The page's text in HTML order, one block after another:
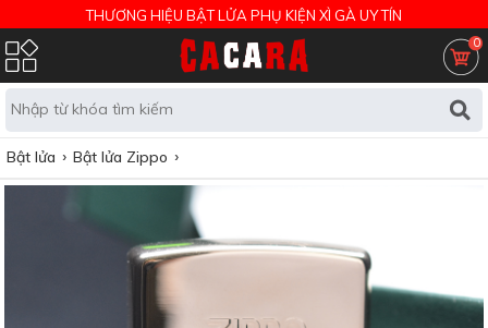
THƯƠNG HIỆU BẬT LỬA PHỤ KIỆN XÌ GÀ UY TÍN
0
Bật lửa Bật lửa Zippo